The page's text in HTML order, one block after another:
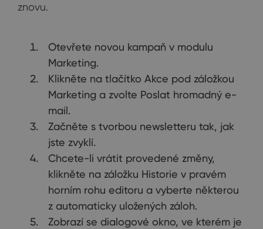
znovu.
Otevřete novou kampaň v modulu
Marketing.
Klikněte na tlačítko Akce pod záložkou
Marketing a zvolte Poslat hromadný e-
mail.
Začněte s tvorbou newsletteru tak, jak
jste zvyklí.
Chcete-li vrátit provedené změny,
klikněte na záložku Historie v pravém
horním rohu editoru a vyberte některou
z automaticky uložených záloh.
Zobrazí se dialogové okno, ve kterém je